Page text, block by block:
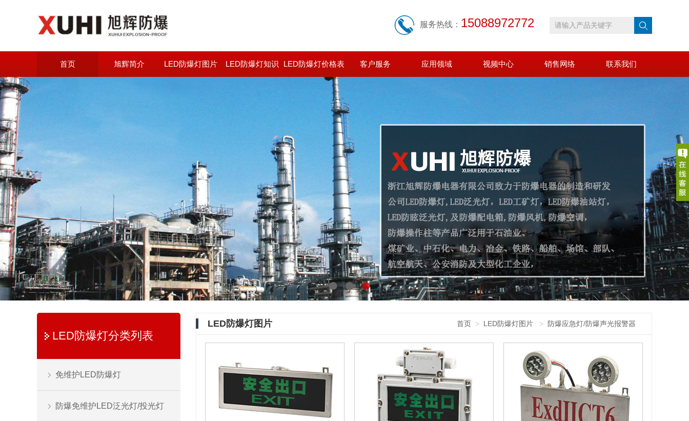
服务热线： 15088972772
首页 旭辉简介 LED防爆灯图片 LED防爆灯知识 LED防爆灯价格表 客户服务 应用领域 视频中心 销售网络 联系我们
● ● ●
LED防爆灯分类列表
免维护LED防爆灯
防爆免维护LED泛光灯/投光灯
LED防爆灯图片 首页 > LED防爆灯图片 > 防爆应急灯/防爆声光报警器